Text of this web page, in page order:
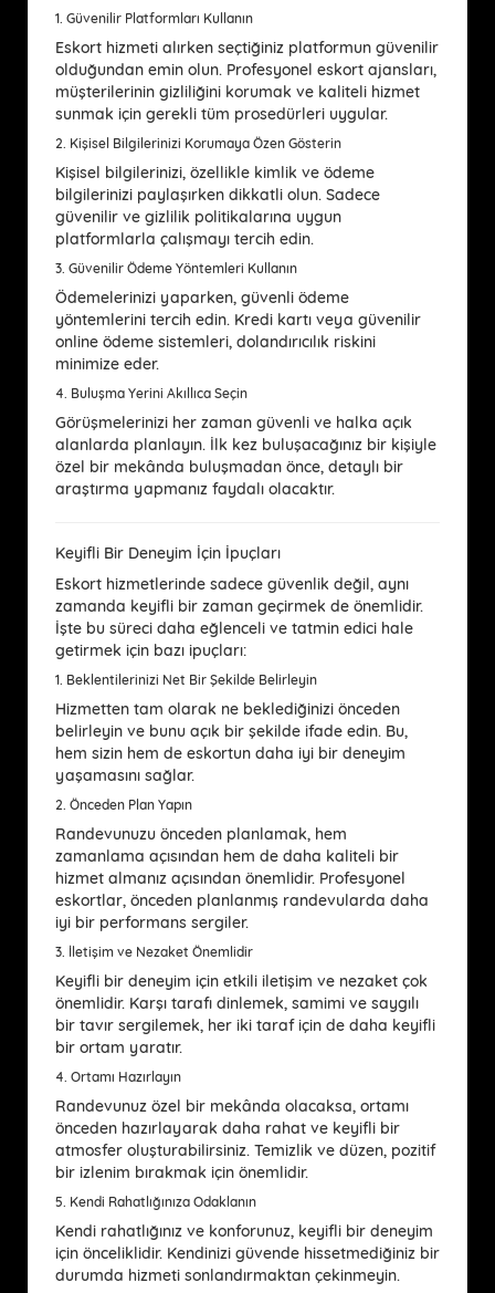
1. Güvenilir Platformları Kullanın
Eskort hizmeti alırken seçtiğiniz platformun güvenilir
olduğundan emin olun. Profesyonel eskort ajansları,
müşterilerinin gizliliğini korumak ve kaliteli hizmet
sunmak için gerekli tüm prosedürleri uygular.
2. Kişisel Bilgilerinizi Korumaya Özen Gösterin
Kişisel bilgilerinizi, özellikle kimlik ve ödeme
bilgilerinizi paylaşırken dikkatli olun. Sadece
güvenilir ve gizlilik politikalarına uygun
platformlarla çalışmayı tercih edin.
3. Güvenilir Ödeme Yöntemleri Kullanın
Ödemelerinizi yaparken, güvenli ödeme
yöntemlerini tercih edin. Kredi kartı veya güvenilir
online ödeme sistemleri, dolandırıcılık riskini
minimize eder.
4. Buluşma Yerini Akıllıca Seçin
Görüşmelerinizi her zaman güvenli ve halka açık
alanlarda planlayın. İlk kez buluşacağınız bir kişiyle
özel bir mekânda buluşmadan önce, detaylı bir
araştırma yapmanız faydalı olacaktır.
Keyifli Bir Deneyim İçin İpuçları
Eskort hizmetlerinde sadece güvenlik değil, aynı
zamanda keyifli bir zaman geçirmek de önemlidir.
İşte bu süreci daha eğlenceli ve tatmin edici hale
getirmek için bazı ipuçları:
1. Beklentilerinizi Net Bir Şekilde Belirleyin
Hizmetten tam olarak ne beklediğinizi önceden
belirleyin ve bunu açık bir şekilde ifade edin. Bu,
hem sizin hem de eskortun daha iyi bir deneyim
yaşamasını sağlar.
2. Önceden Plan Yapın
Randevunuzu önceden planlamak, hem
zamanlama açısından hem de daha kaliteli bir
hizmet almanız açısından önemlidir. Profesyonel
eskortlar, önceden planlanmış randevularda daha
iyi bir performans sergiler.
3. İletişim ve Nezaket Önemlidir
Keyifli bir deneyim için etkili iletişim ve nezaket çok
önemlidir. Karşı tarafı dinlemek, samimi ve saygılı
bir tavır sergilemek, her iki taraf için de daha keyifli
bir ortam yaratır.
4. Ortamı Hazırlayın
Randevunuz özel bir mekânda olacaksa, ortamı
önceden hazırlayarak daha rahat ve keyifli bir
atmosfer oluşturabilirsiniz. Temizlik ve düzen, pozitif
bir izlenim bırakmak için önemlidir.
5. Kendi Rahatlığınıza Odaklanın
Kendi rahatlığınız ve konforunuz, keyifli bir deneyim
için önceliklidir. Kendinizi güvende hissetmediğiniz bir
durumda hizmeti sonlandırmaktan çekinmeyin.